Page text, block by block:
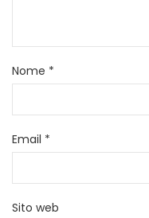
Nome *
Email *
Sito web